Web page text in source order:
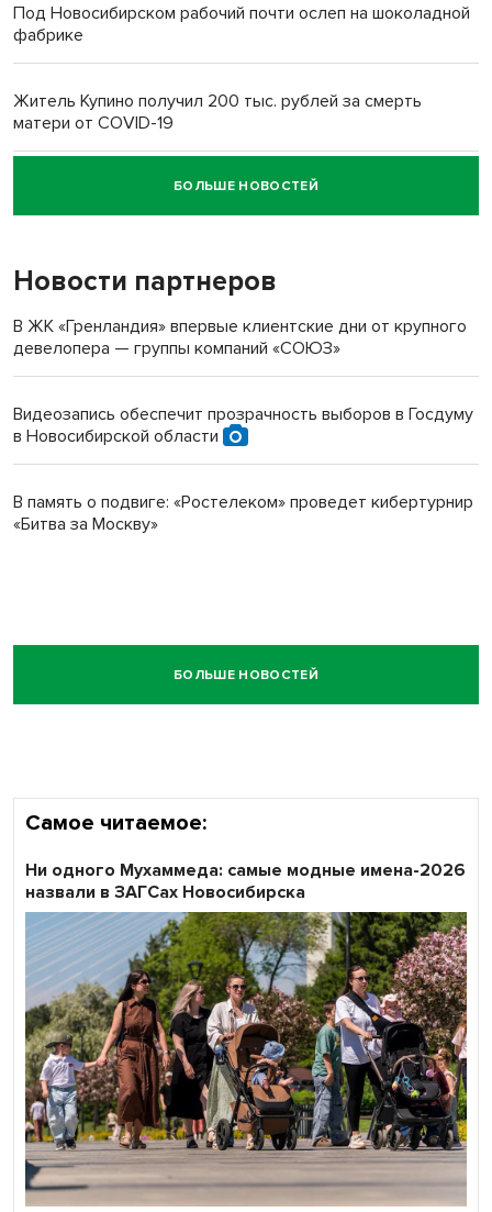
Под Новосибирском рабочий почти ослеп на шоколадной
фабрике
Житель Купино получил 200 тыс. рублей за смерть
матери от COVID-19
Новосибирский суд наказал водителя за смерть
пенсионерки на вокзале
БОЛЬШЕ НОВОСТЕЙ
Новости партнеров
В ЖК «Гренландия» впервые клиентские дни от крупного
девелопера — группы компаний «СОЮЗ»
Видеозапись обеспечит прозрачность выборов в Госдуму
в Новосибирской области
В память о подвиге: «Ростелеком» проведет кибертурнир
«Битва за Москву»
БОЛЬШЕ НОВОСТЕЙ
Самое читаемое:
Ни одного Мухаммеда: самые модные имена-2026
назвали в ЗАГСах Новосибирска